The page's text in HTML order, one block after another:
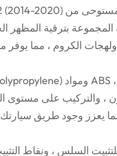
بترقية المظهر
، والتركيب على
السلس ، ونقاط